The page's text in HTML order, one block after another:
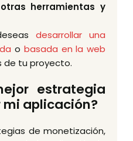
herramientas y
desarrollar una
o basada en la web
de tu proyecto.
estrategia
aplicación?
de monetización,